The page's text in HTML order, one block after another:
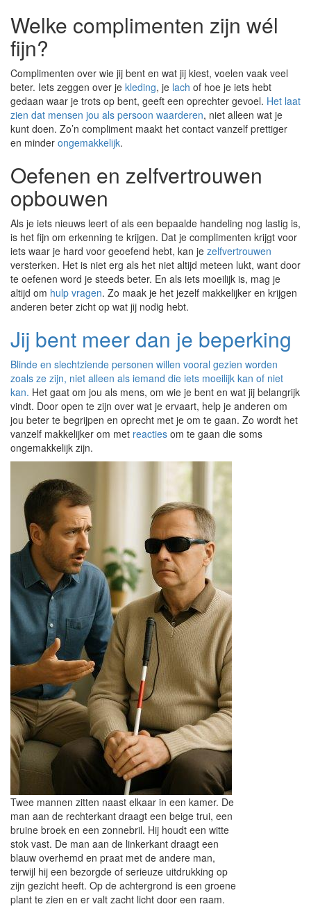
Welke complimenten zijn wél
fijn?
Complimenten over wie jij bent en wat jij kiest, voelen vaak veel
beter. Iets zeggen over je kleding, je lach of hoe je iets hebt
gedaan waar je trots op bent, geeft een oprechter gevoel. Het laat
zien dat mensen jou als persoon waarderen, niet alleen wat je
kunt doen. Zo’n compliment maakt het contact vanzelf prettiger
en minder ongemakkelijk.
Oefenen en zelfvertrouwen
opbouwen
Als je iets nieuws leert of als een bepaalde handeling nog lastig is,
is het fijn om erkenning te krijgen. Dat je complimenten krijgt voor
iets waar je hard voor geoefend hebt, kan je zelfvertrouwen
versterken. Het is niet erg als het niet altijd meteen lukt, want door
te oefenen word je steeds beter. En als iets moeilijk is, mag je
altijd om hulp vragen. Zo maak je het jezelf makkelijker en krijgen
anderen beter zicht op wat jij nodig hebt.
Jij bent meer dan je beperking
Blinde en slechtziende personen willen vooral gezien worden
zoals ze zijn, niet alleen als iemand die iets moeilijk kan of niet
kan. Het gaat om jou als mens, om wie je bent en wat jij belangrijk
vindt. Door open te zijn over wat je ervaart, help je anderen om
jou beter te begrijpen en oprecht met je om te gaan. Zo wordt het
vanzelf makkelijker om met reacties om te gaan die soms
ongemakkelijk zijn.
Twee mannen zitten naast elkaar in een kamer. De
man aan de rechterkant draagt een beige trui, een
bruine broek en een zonnebril. Hij houdt een witte
stok vast. De man aan de linkerkant draagt een
blauw overhemd en praat met de andere man,
terwijl hij een bezorgde of serieuze uitdrukking op
zijn gezicht heeft. Op de achtergrond is een groene
plant te zien en er valt zacht licht door een raam.